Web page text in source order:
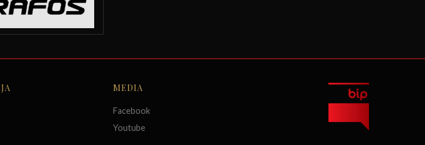
MEDIA
Facebook
Youtube